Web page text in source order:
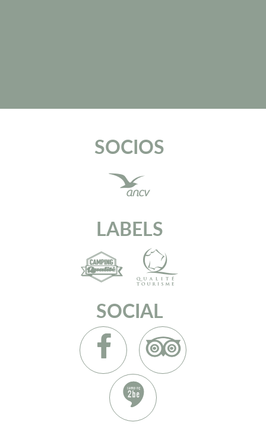
SOCIOS
LABELS
SOCIAL